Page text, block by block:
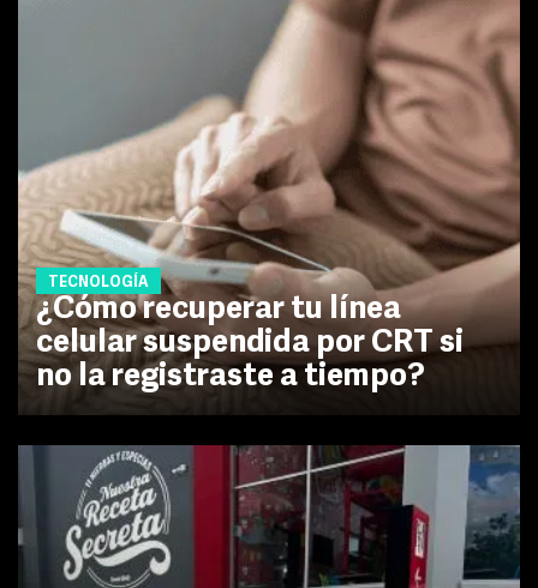
TECNOLOGÍA
¿Cómo recuperar tu línea
celular suspendida por CRT si
no la registraste a tiempo?